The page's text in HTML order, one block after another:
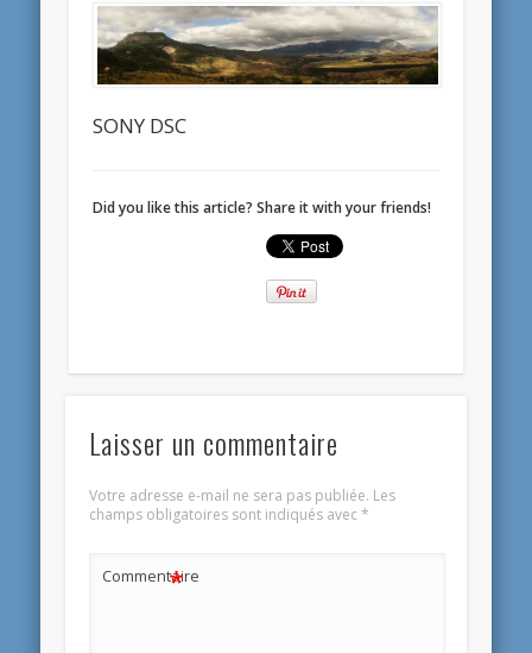
SONY DSC
Did you like this article? Share it with your friends!
Laisser un commentaire
Votre adresse e-mail ne sera pas publiée. Les
champs obligatoires sont indiqués avec*
Commentaire
*